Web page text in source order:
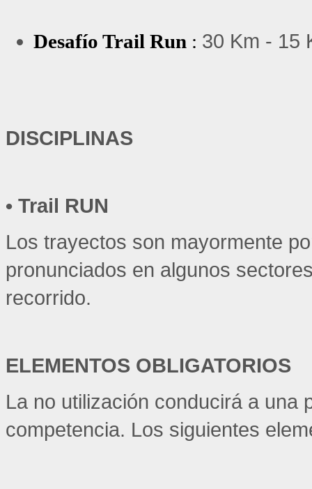
Desafío Trail Run : 30 Km - 15
DISCIPLINAS
• Trail RUN
Los trayectos son mayormente
pronunciados en algunos
recorrido.
ELEMENTOS OBLIGATORIOS
La no utilización conducirá a una
competencia. Los siguientes